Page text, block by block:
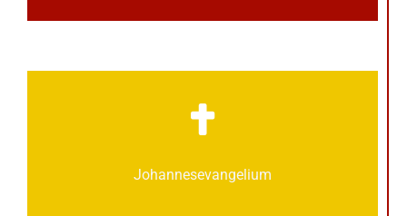
Johannes­­evangelium